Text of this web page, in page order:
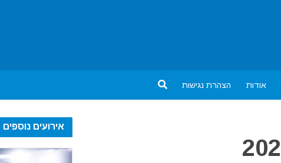
אודות הצהרת נגישות
אירועים נוספים